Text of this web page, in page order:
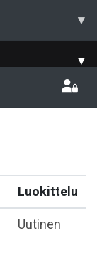
▾
▾
Luokittelu
Uutinen